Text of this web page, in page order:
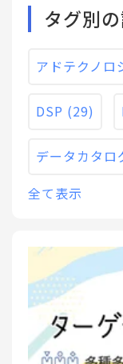
タグ別
アドテクノロ
DSP (29)
データカタロ
全て表示